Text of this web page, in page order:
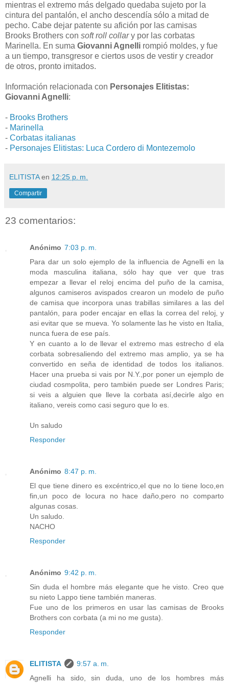
mientras el extremo más delgado quedaba sujeto por la
cintura del pantalón, el ancho descendía sólo a mitad de
pecho. Cabe dejar patente su afición por las camisas
Brooks Brothers con soft roll collary por las corbatas
Marinella. En suma Giovanni Agnelli rompió moldes, y fue
a un tiempo, transgresor e ciertos usos de vestir y creador
de otros, pronto imitados.
Información relacionada con Personajes Elitistas:
Giovanni Agnelli:
- Brooks Brothers
- Marinella
- Corbatas italianas
- Personajes Elitistas: Luca Cordero di Montezemolo
ELITISTA en 12:25 p. m.
Compartir
23 comentarios:
Anónimo 7:03 p. m.
Para dar un solo ejemplo de la influencia de Agnelli en la
moda masculina italiana, sólo hay que ver que tras
empezar a llevar el reloj encima del puño de la camisa,
algunos camiseros avispados crearon un modelo de puño
de camisa que incorpora unas trabillas similares a las del
pantalón, para poder encajar en ellas la correa del reloj, y
asi evitar que se mueva. Yo solamente las he visto en Italia,
nunca fuera de ese país.
Y en cuanto a lo de llevar el extremo mas estrecho d ela
corbata sobresaliendo del extremo mas amplio, ya se ha
convertido en seña de identidad de todos los italianos.
Hacer una prueba si vais por N.Y.,por poner un ejemplo de
ciudad cosmpolita, pero también puede ser Londres Paris;
si veis a alguien que lleve la corbata así,decirle algo en
italiano, vereis como casi seguro que lo es.
Un saludo
Responder
Anónimo 8:47 p. m.
El que tiene dinero es excéntrico,el que no lo tiene loco,en
fin,un poco de locura no hace daño,pero no comparto
algunas cosas.
Un saludo.
NACHO
Responder
Anónimo 9:42 p. m.
Sin duda el hombre más elegante que he visto. Creo que
su nieto Lappo tiene también maneras.
Fue uno de los primeros en usar las camisas de Brooks
Brothers con corbata (a mi no me gusta).
Responder
ELITISTA
9:57 a. m.
Agnelli ha sido, sin duda, uno de los hombres más